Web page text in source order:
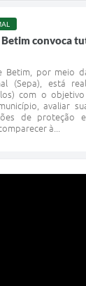
convoca
Betim, por meio
(Sepa), está
com o
avaliar
de proteção
à...